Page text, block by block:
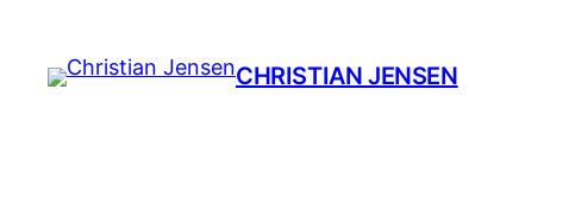
indhold
CHRISTIAN JENSEN